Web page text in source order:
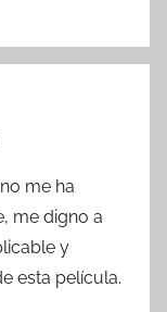
me ha
me digno a
y
esta película.